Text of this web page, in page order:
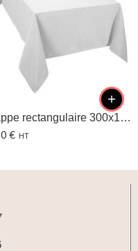
Nappe rectangulaire 300x175CM – Blanche
€ HT